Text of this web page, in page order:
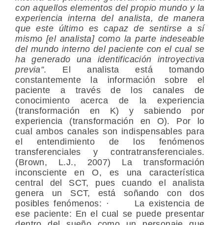
con aquellos elementos del propio mundo y la
experiencia interna del analista, de manera
que este último es capaz de sentirse a sí
mismo [el analista] como la parte indeseable
del mundo interno del paciente con el cual se
ha generado una identificación introyectiva
previa”. El analista está tomando
constantemente la información sobre el
paciente a través de los canales de
conocimiento acerca de la experiencia
(transformación en K) y sabiendo por
experiencia (transformación en O). Por lo
cual ambos canales son indispensables para
el entendimiento de los fenómenos
transferenciales y contratransferenciales.
(Brown, L.J., 2007) La transformación
inconsciente en O, es una característica
central del SCT, pues cuando el analista
genera un SCT, está soñando con dos
posibles fenómenos: · La existencia de
ese paciente: En el cual se puede presentar